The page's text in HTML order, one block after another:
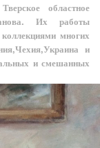
областное
Их работы
многих
и
и смешанных